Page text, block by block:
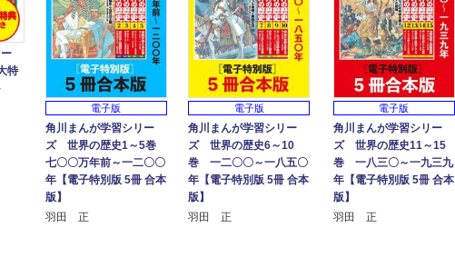
特
電子版
角川まんが学習シリー
ズ 世界の歴史1～5巻
七〇〇万年前～一二〇〇
年【電子特別版 5冊 合本
版】
羽田 正
電子版
角川まんが学習シリー
ズ 世界の歴史6～10
巻 一二〇〇～一八五〇
年【電子特別版 5冊 合本
版】
羽田 正
電子版
角川まんが学習シリー
ズ 世界の歴史11～15
巻 一八三〇～一九三九
年【電子特別版 5冊 合本
版】
羽田 正